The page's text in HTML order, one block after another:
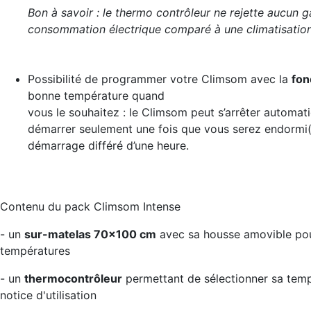
Bon à savoir : le thermo contrôleur ne rejette aucun
consommation électrique comparé à une
Possibilité de programmer votre Climsom avec la
bonne température quand
vous le souhaitez : le Climsom peut s’arrêter
démarrer seulement une fois que vous serez
démarrage différé d’une heure.
Contenu du pack Climsom Intense
- un sur-matelas 70x100 cm avec sa housse amovible
températures
- un thermocontrôleur permettant de sélectionner sa
notice d'utilisation